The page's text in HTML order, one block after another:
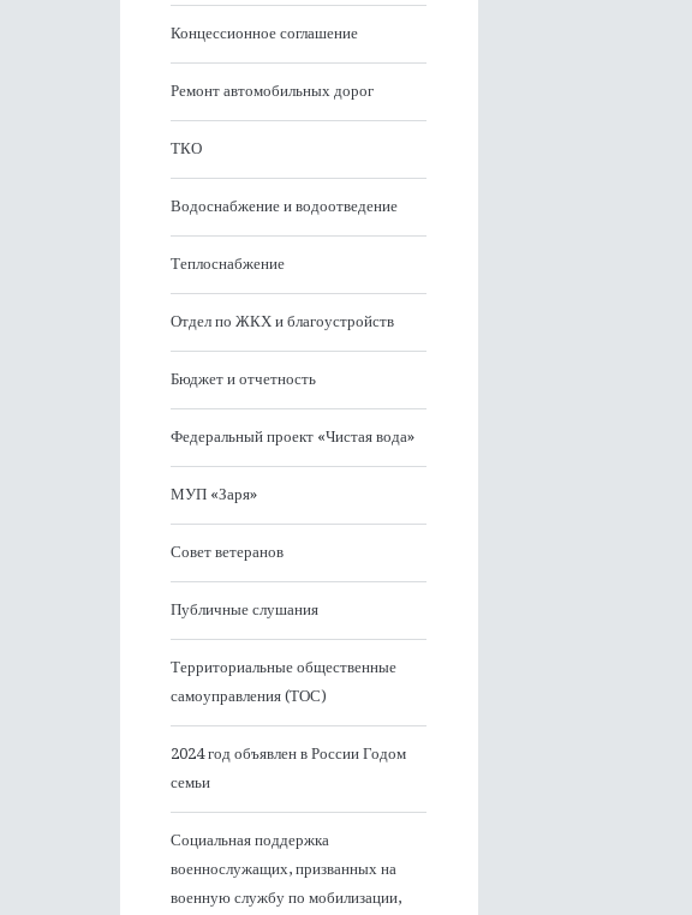
Концессионное соглашение
Ремонт автомобильных дорог
ТКО
Водоснабжение и водоотведение
Теплоснабжение
Отдел по ЖКХ и благоустройств
Бюджет и отчетность
Федеральный проект «Чистая вода»
МУП «Заря»
Совет ветеранов
Публичные слушания
Территориальные общественные
самоуправления (ТОС)
2024 год объявлен в России Годом
семьи
Социальная поддержка
военнослужащих, призванных на
военную службу по мобилизации,